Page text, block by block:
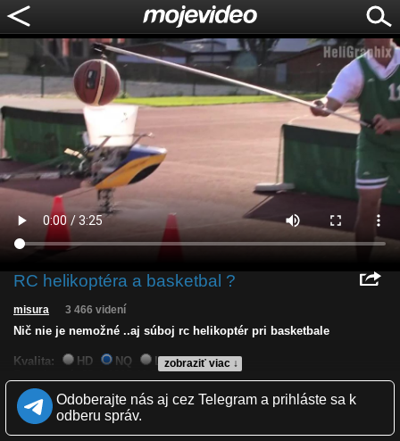
RC helikoptéra a basketbal ?
zobraziť viac ↓
misura 3 466 videní
Nič nie je nemožné ..aj súboj rc helikoptér pri basketbale
Kvalita: HD NQ
LQ
Zverejnené: 28.4.2015 11:51
Páči sa: 100% (1 hlasov)
Obľúbené: 0
Komentárov: 1
Dľžka: 3:25
Odoberajte nás aj cez Telegram a prihláste sa k
odberu správ.